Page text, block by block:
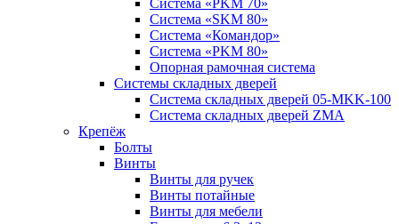
Система «SKM 80»
Система «Командор»
Система «PKM 80»
Опорная рамочная система
Системы складных дверей
Система складных дверей 05-MKK-100
Система складных дверей ZMA
Крепёж
Болты
Винты
Винты для ручек
Винты потайные
Винты для мебели